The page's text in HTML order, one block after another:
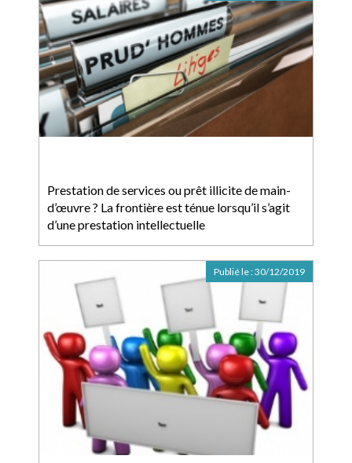
Prestation de services ou prêt illicite de main-
d’œuvre ? La frontière est ténue lorsqu’il s’agit
d’une prestation intellectuelle
Publié le :30/12/2019